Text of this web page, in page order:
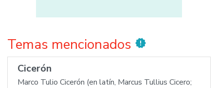
Temas mencionados new_releases
Cicerón
Marco Tulio Cicerón (en latín, Marcus Tullius Cicero;